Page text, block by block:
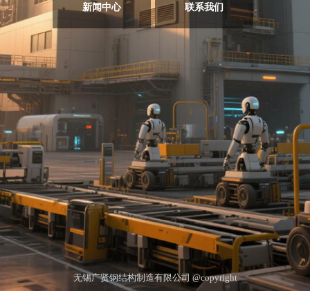
新闻中心 联系我们
无锡广贤钢结构制造有限公司 @copyright